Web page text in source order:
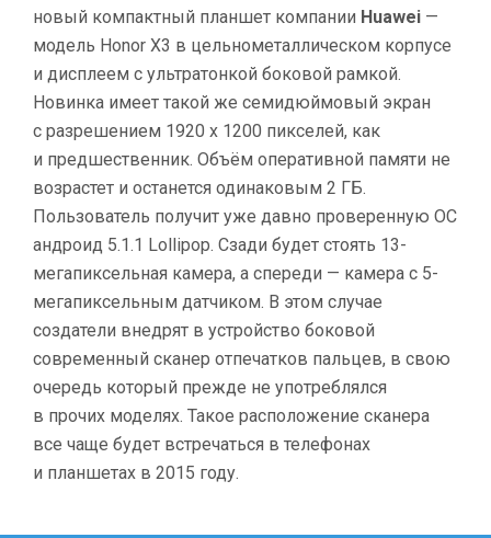
новый компактный планшет компании Huawei —
модель Honor X3 в цельнометаллическом корпусе
и дисплеем с ультратонкой боковой рамкой.
Новинка имеет такой же семидюймовый экран
с разрешением 1920 х 1200 пикселей, как
и предшественник. Объём оперативной памяти не
возрастет и останется одинаковым 2 ГБ.
Пользователь получит уже давно проверенную ОС
андроид 5.1.1 Lollipop. Сзади будет стоять 13-
мегапиксельная камера, а спереди — камера с 5-
мегапиксельным датчиком. В этом случае
создатели внедрят в устройство боковой
современный сканер отпечатков пальцев, в свою
очередь который прежде не употреблялся
в прочих моделях. Такое расположение сканера
все чаще будет встречаться в телефонах
и планшетах в 2015 году.